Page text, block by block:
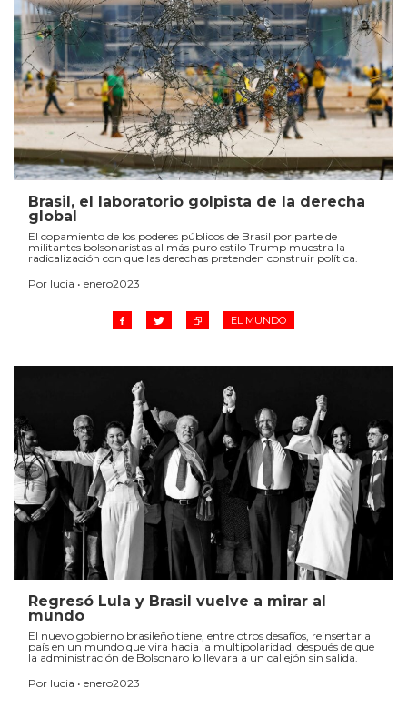
Brasil, el laboratorio golpista de la derecha
global
El copamiento de los poderes públicos de Brasil por parte de
militantes bolsonaristas al más puro estilo Trump muestra la
radicalización con que las derechas pretenden construir política.
Por lucia • enero2023
EL MUNDO
Regresó Lula y Brasil vuelve a mirar al
mundo
El nuevo gobierno brasileño tiene, entre otros desafíos, reinsertar al
país en un mundo que vira hacia la multipolaridad, después de que
la administración de Bolsonaro lo llevara a un callejón sin salida.
Por lucia • enero2023